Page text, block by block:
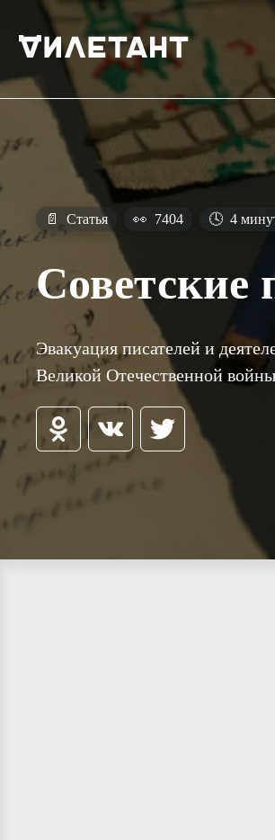
📄 Статья 👀 7404 🕓 4
Советские
Эвакуация писателей и
Великой Отечественной